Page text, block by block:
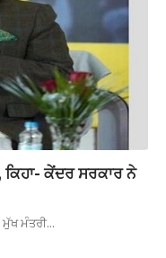
ਕੇਂਦਰ ਸਰਕਾਰ ਨੇ
ਮੰਤਰੀ…